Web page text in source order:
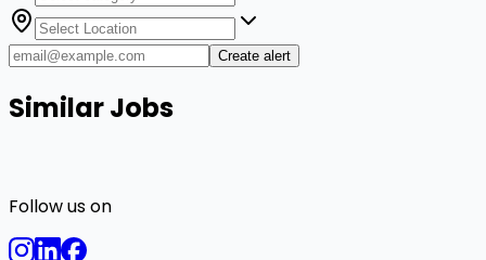
Create alert
Similar Jobs
Follow us on